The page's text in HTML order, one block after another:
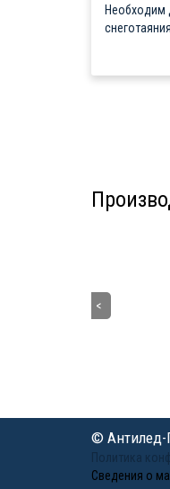
Необходим
© Антилед-
Политика
Сведения о